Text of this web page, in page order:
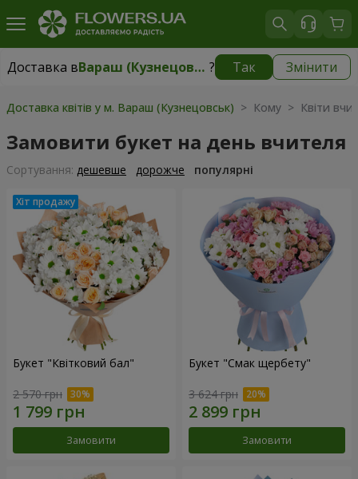
Доставка в Вараш (Кузнецовськ) ? Так Змінити
Доставка вВараш (Кузнецовськ) 1711 грн
Доставка квітів у м. Вараш (Кузнецовськ) > Кому > Квіти
Замовити букет на день вчителя
Сортування: дешевше дорожче популярні
Букет "Квітковий бал"
2 570 грн
Замовити
Букет "Смак щербету"
3 624 грн
Замовити